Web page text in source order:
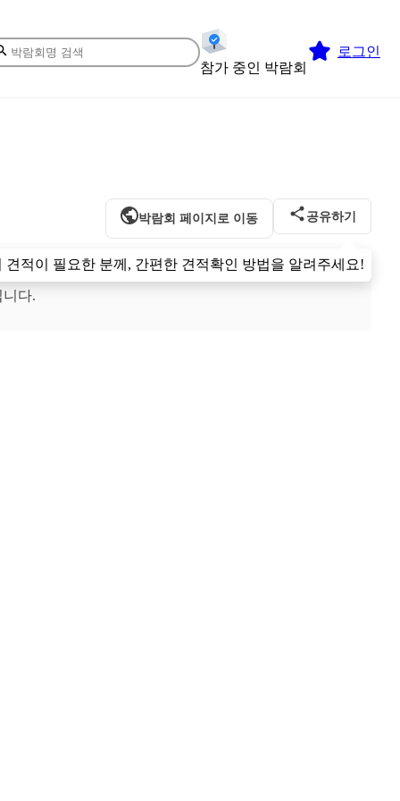
참가 중인 박람회
로그인
박람회 페이지로 이동 공유하기
견적이 필요한 분께, 간편한 견적확인 방법을 알려주세요!
다.